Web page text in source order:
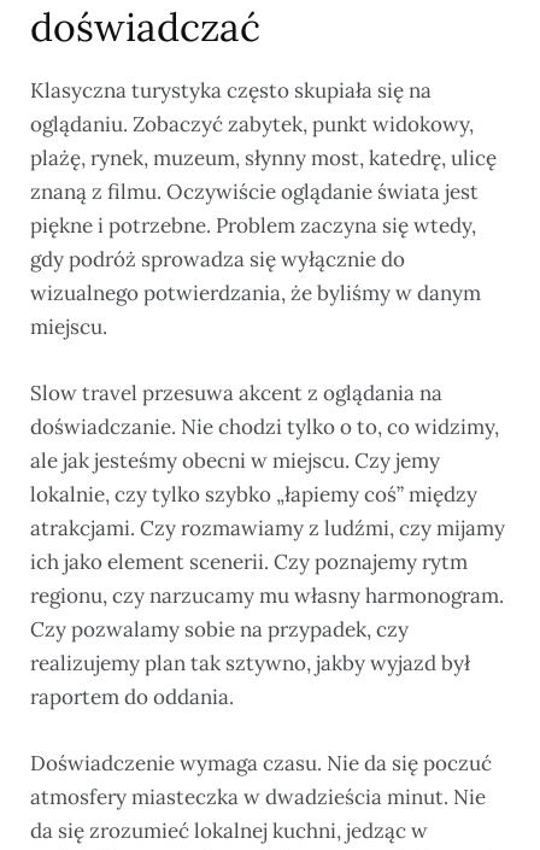
doświadczać
Klasyczna turystyka często skupiała się na
oglądaniu. Zobaczyć zabytek, punkt widokowy,
plażę, rynek, muzeum, słynny most, katedrę, ulicę
znaną z filmu. Oczywiście oglądanie świata jest
piękne i potrzebne. Problem zaczyna się wtedy,
gdy podróż sprowadza się wyłącznie do
wizualnego potwierdzania, że byliśmy w danym
miejscu.
Slow travel przesuwa akcent z oglądania na
doświadczanie. Nie chodzi tylko o to, co widzimy,
ale jak jesteśmy obecni w miejscu. Czy jemy
lokalnie, czy tylko szybko „łapiemy coś” między
atrakcjami. Czy rozmawiamy z ludźmi, czy mijamy
ich jako element scenerii. Czy poznajemy rytm
regionu, czy narzucamy mu własny harmonogram.
Czy pozwalamy sobie na przypadek, czy
realizujemy plan tak sztywno, jakby wyjazd był
raportem do oddania.
Doświadczenie wymaga czasu. Nie da się poczuć
atmosfery miasteczka w dwadzieścia minut. Nie
da się zrozumieć lokalnej kuchni, jedząc w